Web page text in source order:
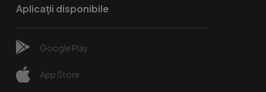
Aplicații disponibile
Google Play
App Store